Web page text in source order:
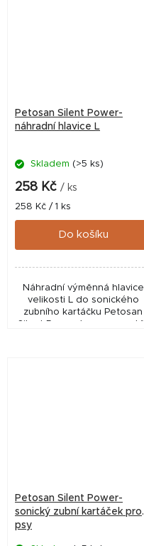
Petosan Silent Power-
náhradní hlavice L
Skladem (>5 ks)
258 Kč / ks
Měrná
cena:
258 Kč / 1 ks
Do košíku
Náhradní výměnná hlavice
velikosti L do sonického
zubního kartáčku Petosan
Petosan Silent Power-
sonický zubní kartáček pro
psy